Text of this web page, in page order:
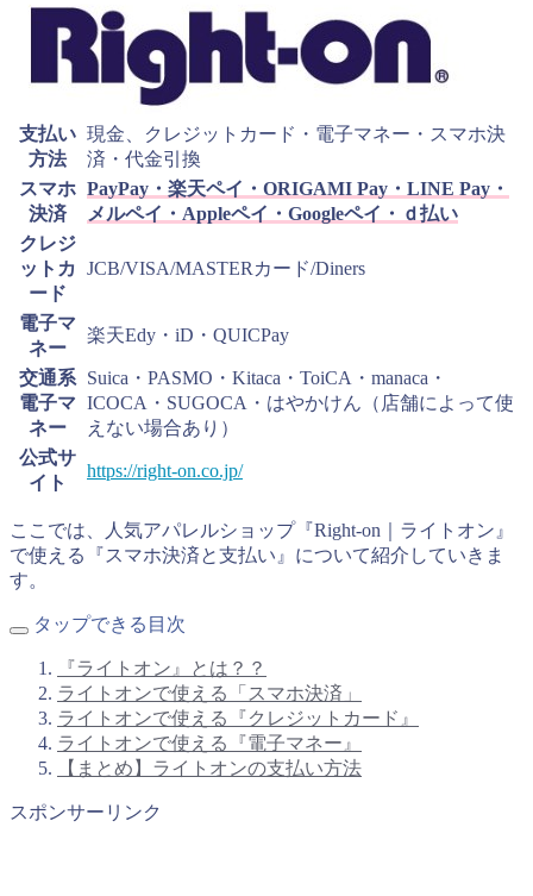
支払い
方法
現金、クレジットカード・電子マネー・スマホ決
済・代金引換
スマホ
決済
PayPay・楽天ペイ・ORIGAMI Pay・LINE Pay・
メルペイ・Appleペイ・Googleペイ・ｄ払い
クレジ
ットカ
ード
JCB/VISA/MASTERカード/Diners
電子マ
ネー
楽天Edy・iD・QUICPay
交通系
電子マ
ネー
Suica・PASMO・Kitaca・ToiCA・manaca・
ICOCA・SUGOCA・はやかけん（店舗によって使
えない場合あり）
公式サ
イト
https://right-on.co.jp/
ここでは、人気アパレルショップ『Right-on｜ライトオン』
で使える『スマホ決済と支払い』について紹介していきま
す。
タップできる目次
『ライトオン』とは？？
ライトオンで使える「スマホ決済」
ライトオンで使える『クレジットカード』
ライトオンで使える『電子マネー』
【まとめ】ライトオンの支払い方法
スポンサーリンク